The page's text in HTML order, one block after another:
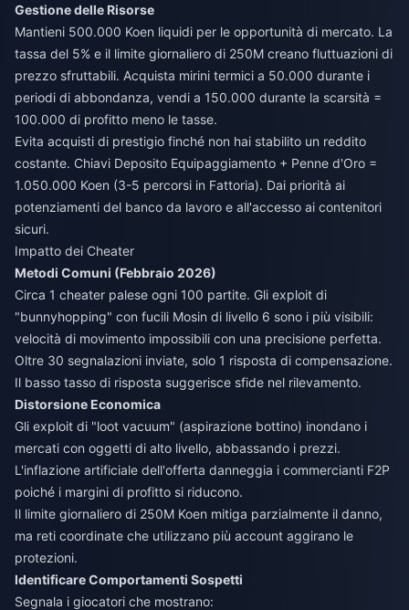
Gestione delle Risorse
Mantieni 500.000 Koen liquidi per le opportunità di mercato. La
tassa del 5% e il limite giornaliero di 250M creano fluttuazioni di
prezzo sfruttabili. Acquista mirini termici a 50.000 durante i
periodi di abbondanza, vendi a 150.000 durante la scarsità =
100.000 di profitto meno le tasse.
Evita acquisti di prestigio finché non hai stabilito un reddito
costante. Chiavi Deposito Equipaggiamento + Penne d'Oro =
1.050.000 Koen (3-5 percorsi in Fattoria). Dai priorità ai
potenziamenti del banco da lavoro e all'accesso ai contenitori
sicuri.
Impatto dei Cheater
Metodi Comuni (Febbraio 2026)
Circa 1 cheater palese ogni 100 partite. Gli exploit di
"bunnyhopping" con fucili Mosin di livello 6 sono i più visibili:
velocità di movimento impossibili con una precisione perfetta.
Oltre 30 segnalazioni inviate, solo 1 risposta di compensazione.
Il basso tasso di risposta suggerisce sfide nel rilevamento.
Distorsione Economica
Gli exploit di "loot vacuum" (aspirazione bottino) inondano i
mercati con oggetti di alto livello, abbassando i prezzi.
L'inflazione artificiale dell'offerta danneggia i commercianti F2P
poiché i margini di profitto si riducono.
Il limite giornaliero di 250M Koen mitiga parzialmente il danno,
ma reti coordinate che utilizzano più account aggirano le
protezioni.
Identificare Comportamenti Sospetti
Segnala i giocatori che mostrano: